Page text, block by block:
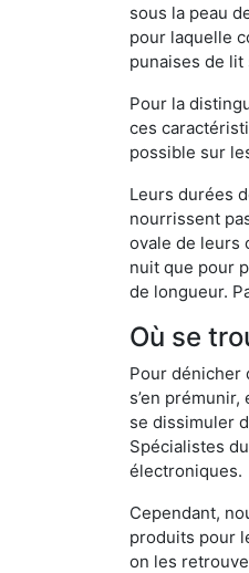
sous la peau
pour laquelle
punaises de
Pour la
ces
possible sur
Leurs durées
nourrissent
ovale de leurs
nuit que pour
de longueur.
Où se
Pour dénicher
s’en
se dissimuler
Spécialistes
électroniques.
Cependant,
produits pour
on les